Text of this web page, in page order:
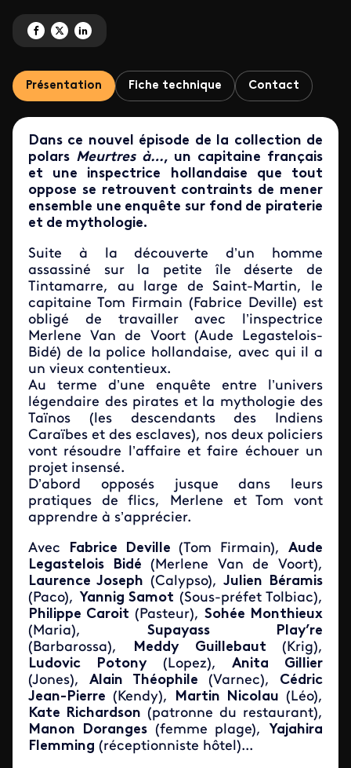
Partagez 'Meurtres à Saint-Martin' sur Facebook
Partagez 'Meurtres à Saint-Martin' sur X
Partagez 'Meurtres à Saint-Martin' sur LinkedIn
Présentation Fiche technique Contact
Dans ce nouvel épisode de la collection de
polars Meurtres à…, un capitaine français
et une inspectrice hollandaise que tout
oppose se retrouvent contraints de mener
ensemble une enquête sur fond de piraterie
et de mythologie.
Suite à la découverte d’un homme
assassiné sur la petite île déserte de
Tintamarre, au large de Saint-Martin, le
capitaine Tom Firmain (Fabrice Deville) est
obligé de travailler avec l’inspectrice
Merlene Van de Voort (Aude Legastelois-
Bidé) de la police hollandaise, avec qui il a
un vieux contentieux.
Au terme d’une enquête entre l’univers
légendaire des pirates et la mythologie des
Taïnos (les descendants des Indiens
Caraïbes et des esclaves), nos deux policiers
vont résoudre l’affaire et faire échouer un
projet insensé.
D’abord opposés jusque dans leurs
pratiques de flics, Merlene et Tom vont
apprendre à s’apprécier.
Avec Fabrice Deville (Tom Firmain),Aude
Legastelois Bidé (Merlene Van de Voort),
Laurence Joseph (Calypso),Julien Béramis
(Paco), Yannig Samot (Sous-préfet Tolbiac),
Philippe Caroit (Pasteur), Sohée Monthieux
(Maria), Supayass Play’re
(Barbarossa), Meddy Guillebaut(Krig),
Ludovic Potony(Lopez),Anita Gillier
(Jones),Alain Théophile (Varnec), Cédric
Jean-Pierre (Kendy), Martin Nicolau (Léo),
Kate Richardson (patronne du restaurant),
Manon Doranges(femme plage), Yajahira
Flemming (réceptionniste hôtel)...